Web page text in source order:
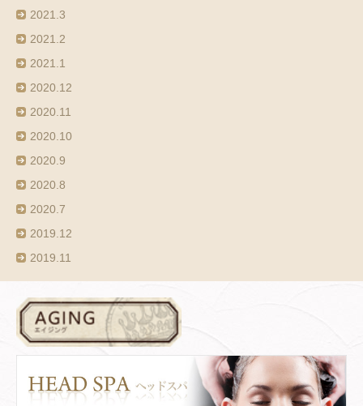
2021.3
2021.2
2021.1
2020.12
2020.11
2020.10
2020.9
2020.8
2020.7
2019.12
2019.11